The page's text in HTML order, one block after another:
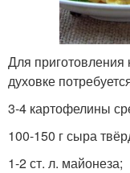
Для
духовке
3-4 картофелины
100-150 г сыра
1-2 ст. л. майонеза;